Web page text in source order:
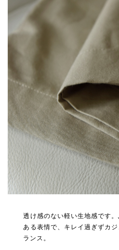
透け感のない軽い生地感です
ある表情で、キレイ過ぎずカ
ランス。